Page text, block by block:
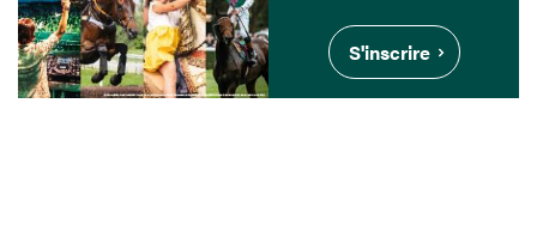
S'inscrire